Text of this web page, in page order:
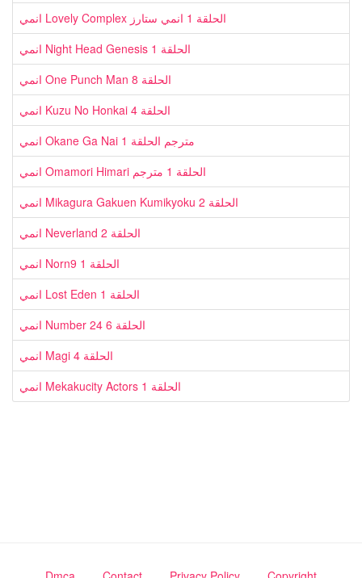
انمي Lovely Complex الحلقة 1 انمي ستارز
انمي Night Head Genesis الحلقة 1
انمي One Punch Man الحلقة 8
انمي Kuzu No Honkai الحلقة 4
انمي Okane Ga Nai مترجم الحلقة 1
انمي Omamori Himari الحلقة 1 مترجم
انمي Mikagura Gakuen Kumikyoku الحلقة 2
انمي Neverland الحلقة 2
انمي Norn9 الحلقة 1
انمي Lost Eden الحلقة 1
انمي Number 24 الحلقة 6
انمي Magi الحلقة 4
انمي Mekakucity Actors الحلقة 1